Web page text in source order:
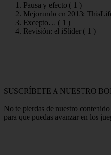
Pausa y efecto ( 1 )
Mejorando en 2013:
Excepto… ( 1 )
Revisión: el iSlider ( 1 )
SUSCRÍBETE A NUESTRO
No te pierdas de nuestro
para que puedas avanzar en los